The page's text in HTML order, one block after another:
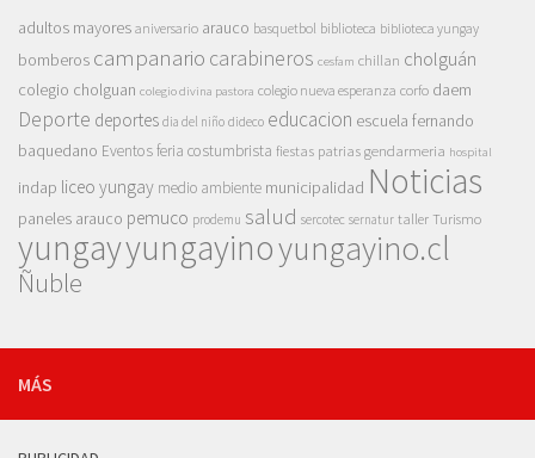
adultos mayores aniversario arauco basquetbol biblioteca biblioteca yungay
bomberos campanario carabineros cesfam chillan cholguán
colegio cholguan colegio divina pastora colegio nueva esperanza corfo daem
Deporte deportes dia del niño dideco educacion escuela fernando
baquedano Eventosferia costumbrista fiestas patrias gendarmeria hospital
indap liceo yungay medio ambiente municipalidad Noticias
paneles arauco pemuco prodemu salud sercotec sernatur taller Turismo
yungayyungayinoyungayino.cl
Ñuble
MÁS